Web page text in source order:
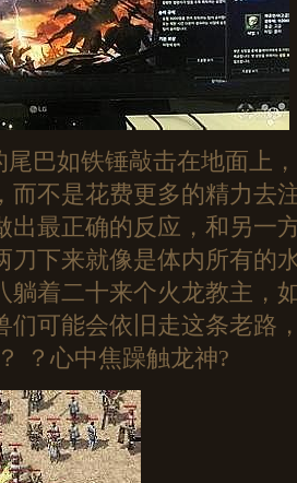
巴如铁锤敲击在地面上
而不是花费更多的精力
出最正确的反应，和另一
刀下来就像是体内所有的
躺着二十来个火龙教主，
们可能会依旧走这条老路
？心中焦躁触龙神?